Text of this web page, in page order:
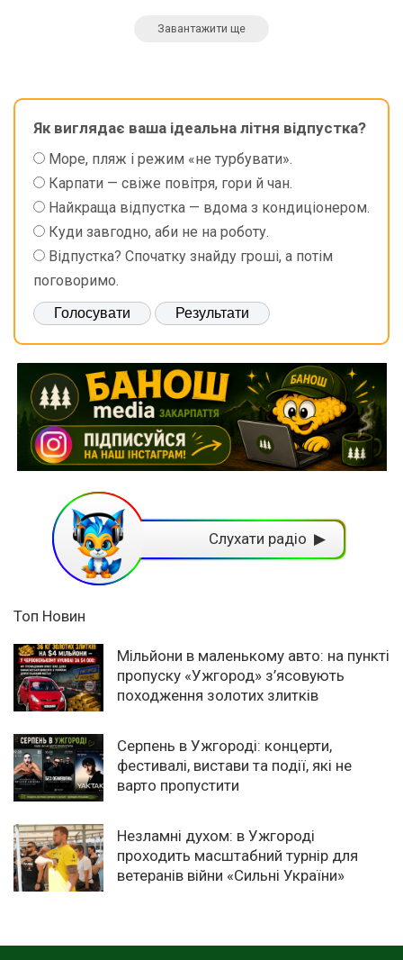
Завантажити ще
Як виглядає ваша ідеальна літня відпустка?
Море, пляж і режим «не турбувати».
Карпати — свіже повітря, гори й чан.
Найкраща відпустка — вдома з кондиціонером.
Куди завгодно, аби не на роботу.
Відпустка? Спочатку знайду гроші, а потім
поговоримо.
Слухати радіо ▶
Топ Новин
Мільйони в маленькому авто: на пункті
пропуску «Ужгород» з’ясовують
походження золотих злитків
Серпень в Ужгороді: концерти,
фестивалі, вистави та події, які не
варто пропустити
Незламні духом: в Ужгороді
проходить масштабний турнір для
ветеранів війни «Сильні України»